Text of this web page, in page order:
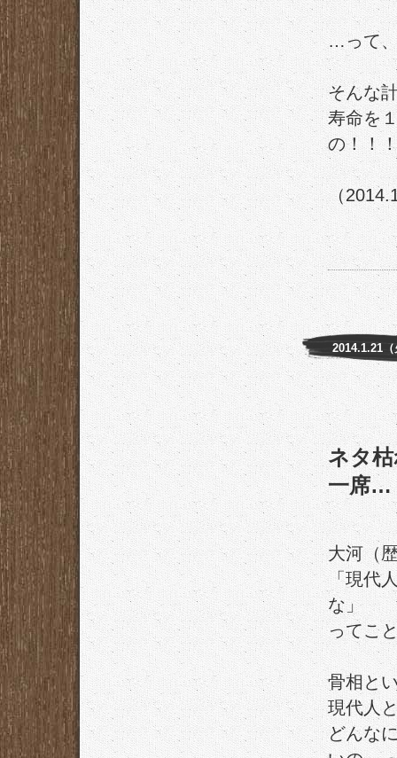
…って
そんな
寿命を
の！！
（
2014.1.21（
ネタ
一席…
大河（
「現代
な」
ってこ
骨相と
現代人
どんな